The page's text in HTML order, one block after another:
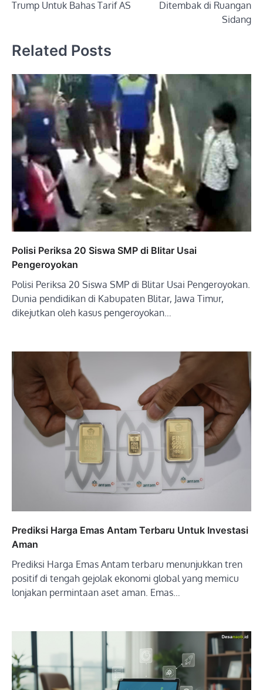
Trump Untuk Bahas Tarif AS
Ditembak di Ruangan
Sidang
Related Posts
Polisi Periksa 20 Siswa SMP di Blitar Usai
Pengeroyokan
Polisi Periksa 20 Siswa SMP di Blitar Usai Pengeroyokan.
Dunia pendidikan di Kabupaten Blitar, Jawa Timur,
dikejutkan oleh kasus pengeroyokan…
Prediksi Harga Emas Antam Terbaru Untuk Investasi
Aman
Prediksi Harga Emas Antam terbaru menunjukkan tren
positif di tengah gejolak ekonomi global yang memicu
lonjakan permintaan aset aman. Emas…